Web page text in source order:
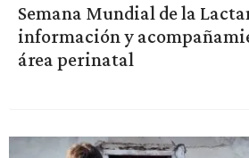
Semana Mundial de la
información y
área perinatal